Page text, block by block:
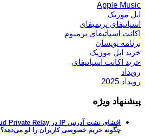
Apple Music
اپل موزیک
اسپاتیفای پریمیفای
اکانت اسپاتیفای پرمیوم
برنامه نویسان
خرید اپل موزیک
خرید اکانت اسپاتیفای
رویداد
رویداد 2025
پیشنهاد ویژه
چگونه حریم خصوصی کاربران را لو می‌دهد؟